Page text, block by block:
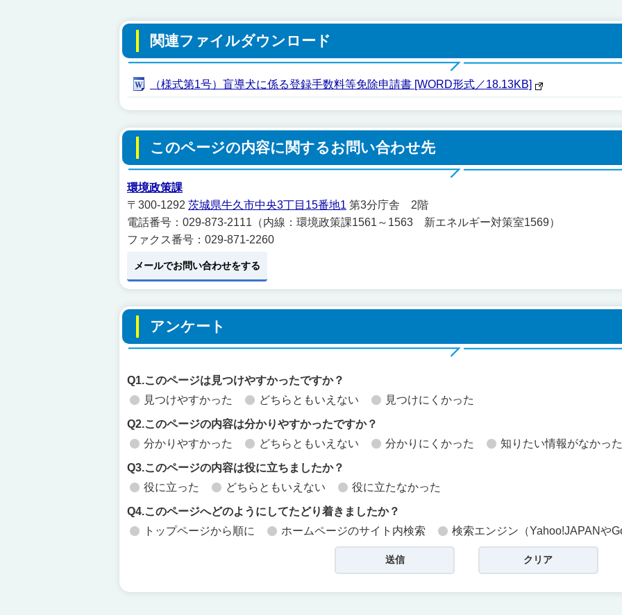
関連ファイルダウンロード
（様式第1号）盲導犬に係る登録手数料等免除申請書 [WORD形式／18.13KB]
このページの内容に関するお問い合わせ先
環境政策課
〒300-1292 茨城県牛久市中央3丁目15番地1 第3分庁舎 2階
電話番号：029-873-2111（内線：環境政策課1561～1563 新エネルギー対策室1569）
ファクス番号：029-871-2260
メールでお問い合わせをする
アンケート
Q1.このページは見つけやすかったですか？
見つけやすかった
どちらともいえない 見つけにくかった
Q2.このページの内容は分かりやすかったですか？
分かりやすかった
どちらともいえない 分かりにくかった 知りたい情報がなかった
Q3.このページの内容は役に立ちましたか？
役に立った
どちらともいえない 役に立たなかった
Q4.このページへどのようにしてたどり着きましたか？
トップページから順に
ホームページのサイト内検索 検索エンジン（Yahoo!JAPANや